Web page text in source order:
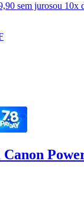
sem jurosou 10x